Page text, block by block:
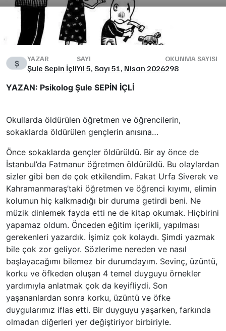
Ş YAZAR
Şule Sepin İçli
SAYI
Yıl 5, Sayı 51, Nisan 2026
OKUNMA SAYISI
298
YAZAN: Psikolog Şule SEPİN İÇLİ
Okullarda öldürülen öğretmen ve öğrencilerin,
sokaklarda öldürülen gençlerin anısına…
Önce sokaklarda gençler öldürüldü. Bir ay önce de
İstanbul’da Fatmanur öğretmen öldürüldü. Bu olaylardan
sizler gibi ben de çok etkilendim. Fakat Urfa Siverek ve
Kahramanmaraş’taki öğretmen ve öğrenci kıyımı, elimin
kolumun hiç kalkmadığı bir duruma getirdi beni. Ne
müzik dinlemek fayda etti ne de kitap okumak. Hiçbirini
yapamaz oldum. Önceden eğitim içerikli, yapılması
gerekenleri yazardık. İşimiz çok kolaydı. Şimdi yazmak
bile çok zor geliyor. Sözlerime nereden ve nasıl
başlayacağımı bilemez bir durumdayım. Sevinç, üzüntü,
korku ve öfkeden oluşan 4 temel duyguyu örnekler
yardımıyla anlatmak çok da keyifliydi. Son
yaşananlardan sonra korku, üzüntü ve öfke
duygularımız iflas etti. Bir duyguyu yaşarken, farkında
olmadan diğerleri yer değiştiriyor birbiriyle.